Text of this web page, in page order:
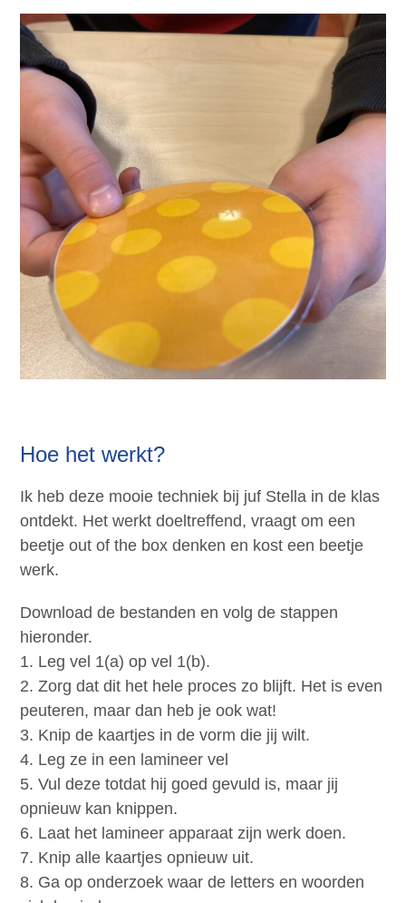
Hoe het werkt?
Ik heb deze mooie techniek bij juf Stella in de klas
ontdekt. Het werkt doeltreffend, vraagt om een
beetje out of the box denken en kost een beetje
werk.
Download de bestanden en volg de stappen
hieronder.
1. Leg vel 1(a) op vel 1(b).
2. Zorg dat dit het hele proces zo blijft. Het is even
peuteren, maar dan heb je ook wat!
3. Knip de kaartjes in de vorm die jij wilt.
4. Leg ze in een lamineer vel
5. Vul deze totdat hij goed gevuld is, maar jij
opnieuw kan knippen.
6. Laat het lamineer apparaat zijn werk doen.
7. Knip alle kaartjes opnieuw uit.
8. Ga op onderzoek waar de letters en woorden